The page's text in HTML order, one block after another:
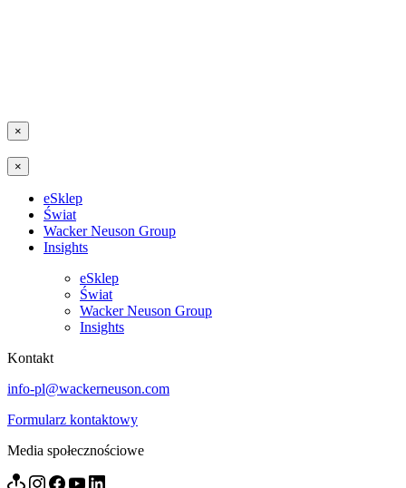
×
×
eSklep
Świat
Wacker Neuson Group
Insights
eSklep
Świat
Wacker Neuson Group
Insights
Kontakt
info-pl@wackerneuson.com
Formularz kontaktowy
Media społecznościowe